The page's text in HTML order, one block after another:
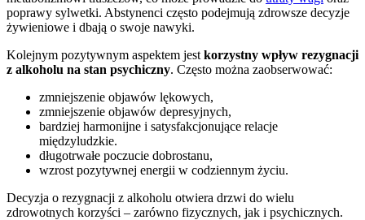
poprawy sylwetki. Abstynenci często podejmują zdrowsze decyzje
żywieniowe i dbają o swoje nawyki.
Kolejnym pozytywnym aspektem jest korzystny wpływ rezygnacji
z alkoholu na stan psychiczny. Często można zaobserwować:
zmniejszenie objawów lękowych,
zmniejszenie objawów depresyjnych,
bardziej harmonijne i satysfakcjonujące relacje
międzyludzkie.
długotrwałe poczucie dobrostanu,
wzrost pozytywnej energii w codziennym życiu.
Decyzja o rezygnacji z alkoholu otwiera drzwi do wielu
zdrowotnych korzyści – zarówno fizycznych, jak i psychicznych.